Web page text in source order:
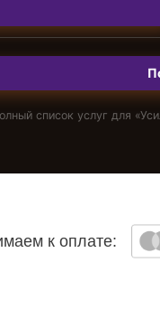
список услуг для «
к оплате: